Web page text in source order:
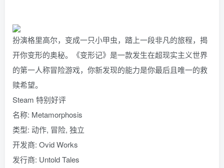
扮演格里高尔，变成一只小甲虫，踏上一段非凡的旅程，揭
开你变形的奥秘。《变形记》是一款发生在超现实主义世界
的第一人称冒险游戏，你新发现的能力是你最后且唯一的救
赎希望。
Steam 特别好评
名称: Metamorphosis
类型: 动作, 冒险, 独立
开发商: Ovid Works
发行商: Untold Tales